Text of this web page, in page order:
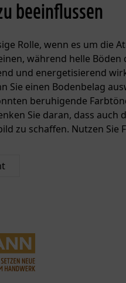
beeinflussen
Rolle, wenn es um die
während helle
und energetisierend
Sie einen Bodenbelag
beruhigende
Sie daran, dass
zu schaffen. Nutzen